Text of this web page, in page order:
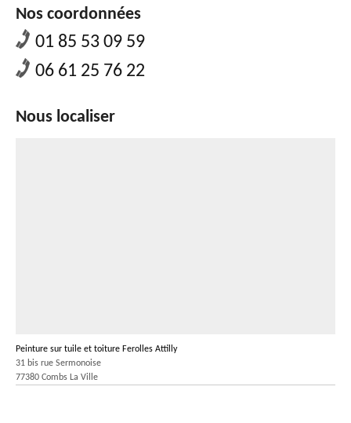
Nos coordonnées
01 85 53 09 59
06 61 25 76 22
Nous localiser
Peinture sur tuile et toiture Ferolles Attilly
31 bis rue Sermonoise
77380 Combs La Ville